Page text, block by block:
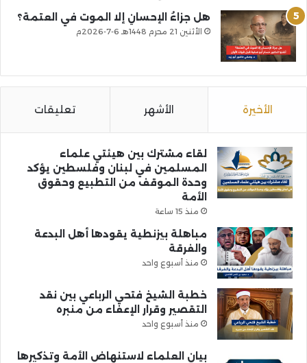
هل جزاءُ الإحسانِ إلا الموت في العتمة؟
الأثنين 21 محرم 1448هـ 6-7-2026م
الأخيرة الأشهر تعليقات
لقاء مشترك بين هيئتي علماء
المسلمين في لبنان وفلسطين يؤكد
وحدة الموقف من التطبيع وحقوق
الأمة
منذ 15 ساعة
مباهلة بيزنطية يقودها أهل البدعة
والفرقة
منذ أسبوع واحد
خطبة الشيخ فتحي الرباعي بين نقد
التقصير وقرار الإعفاء من منبره
منذ أسبوع واحد
بيان العلماء لاستنهاض الأمة وتذكيرها